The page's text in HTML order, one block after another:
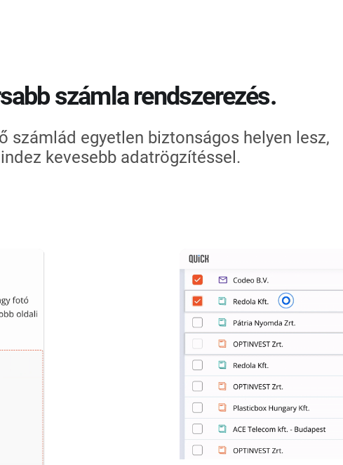
számla rendszerezés.
számlád egyetlen biztonságos helyen lesz,
kevesebb adatrögzítéssel.